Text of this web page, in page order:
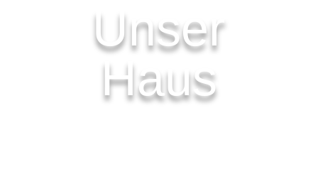
Unser
Haus